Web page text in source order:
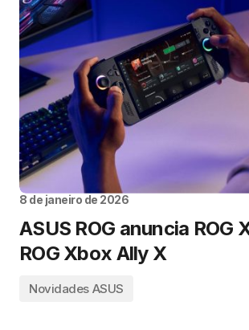
8 de janeiro de 2026
ASUS ROG anuncia ROG
ROG Xbox Ally X
Novidades ASUS